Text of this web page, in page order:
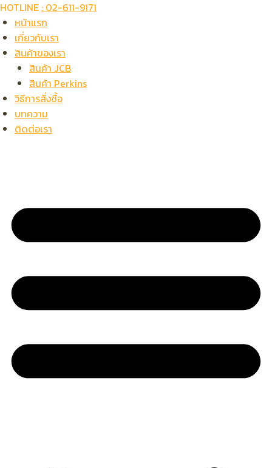
Skip
to
content
HOTLINE : 02-611-9171
หน้าแรก
เกี่ยวกับเรา
สินค้าของเรา
สินค้า JCB
สินค้า Perkins
วิธีการสั่งซื้อ
บทความ
ติดต่อเรา